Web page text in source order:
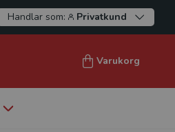
Handlar som: Privatkund
Varukorg